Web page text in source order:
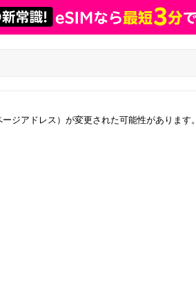
ジアドレス）が変更された可能性があります。